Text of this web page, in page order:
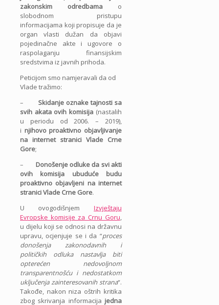
zakonskim odredbama o
slobodnom pristupu
informacijama koji propisuje da je
organ vlasti dužan da objavi
pojedinačne akte i ugovore o
raspolaganju finansijskim
sredstvima iz javnih prihoda.
Peticijom smo namjeravali da od
Vlade tražimo:
– Skidanje oznake tajnosti sa
svih akata ovih komisija (nastalih
u periodu od 2006. – 2019),
i njihovo proaktivno objavljivanje
na internet stranici Vlade Crne
Gore;
– Donošenje odluke da svi akti
ovih komisija ubuduće budu
proaktivno objavljeni na internet
stranici Vlade Crne Gore.
U ovogodišnjem Izvještaju
Evropske komisije za Crnu Goru,
u dijelu koji se odnosi na državnu
upravu, ocjenjuje se i da “proces
donošenja zakonodavnih i
političkih odluka nastavlja biti
opterećen nedovoljnom
transparentnošću i nedostatkom
uključenja zainteresovanih strana“.
Takođe, nakon niza oštrih kritika
zbog skrivanja informacija jedna